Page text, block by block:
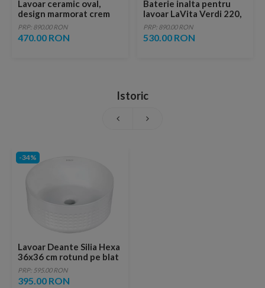
Lavoar ceramic oval,
design marmorat crem
lucios cu vene aurii,
ventil inclus
PRP: 890.00 RON
470.00 RON
Baterie inalta pentru
lavoar LaVita Verdi 220,
fara ventil, brushed
copper
PRP: 890.00 RON
530.00 RON
Istoric
-34%
Lavoar Deante Silia Hexa
36x36 cm rotund pe blat
alb
PRP: 595.00 RON
395.00 RON